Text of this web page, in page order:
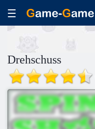
Drehschuss